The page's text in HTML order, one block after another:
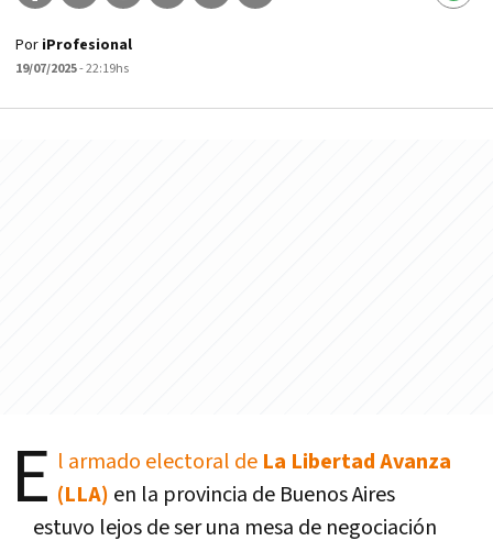
Por iProfesional
19/07/2025- 22:19hs
E l armado electoral de La Libertad Avanza
(LLA) en la provincia de Buenos Aires
estuvo lejos de ser una mesa de negociación